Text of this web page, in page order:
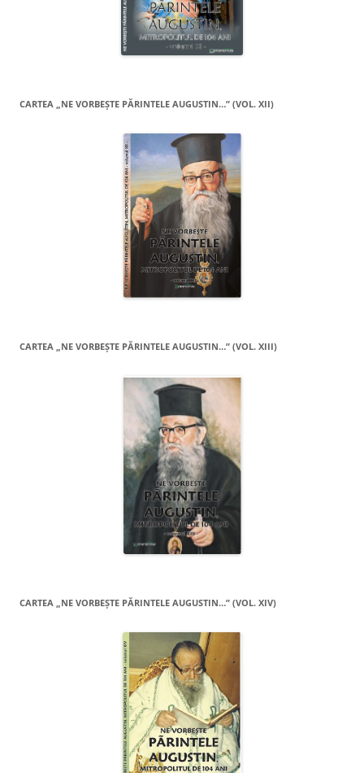
CARTEA „NE VORBEŞTE PĂRINTELE AUGUSTIN…” (VOL. XII)
CARTEA „NE VORBEŞTE PĂRINTELE AUGUSTIN…” (VOL. XIII)
CARTEA „NE VORBEŞTE PĂRINTELE AUGUSTIN…” (VOL. XIV)